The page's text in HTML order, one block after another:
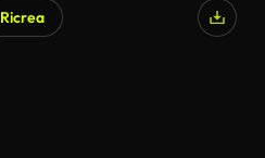
Ricrea